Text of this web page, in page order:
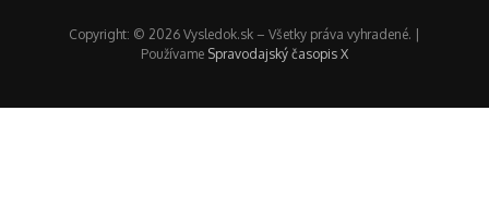
Copyright: © 2026 Vysledok.sk – Všetky práva vyhradené. |
Používame Spravodajský časopis X